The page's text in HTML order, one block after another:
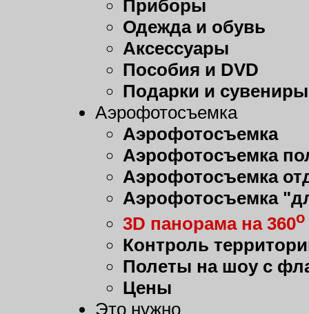
Приборы
Одежда и обувь
Аксессуары
Пособия и DVD
Подарки и сувениры
Аэрофотосъемка
Аэрофотосъемка
Аэрофотосъемка
Аэрофотосъемка
Аэрофотосъемка
3D панорама на 360о
Контроль
Полеты на шоу с
Цены
Это нужно